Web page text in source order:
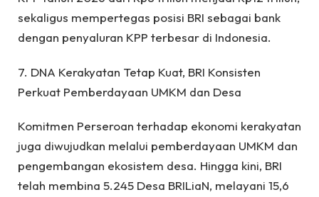
sekaligus mempertegas posisi BRI sebagai bank
dengan penyaluran KPP terbesar di Indonesia.
7. DNA Kerakyatan Tetap Kuat, BRI Konsisten
Perkuat Pemberdayaan UMKM dan Desa
Komitmen Perseroan terhadap ekonomi kerakyatan
juga diwujudkan melalui pemberdayaan UMKM dan
pengembangan ekosistem desa. Hingga kini, BRI
telah membina 5.245 Desa BRILiaN, melayani 15,6